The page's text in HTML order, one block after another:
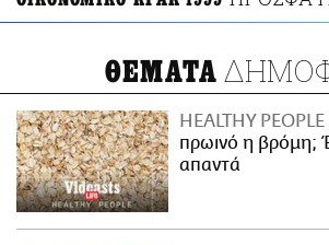
ΘΕΜΑΤΑ
HEALTHY PEOPLE
πρωινό η βρόμη;
απαντά